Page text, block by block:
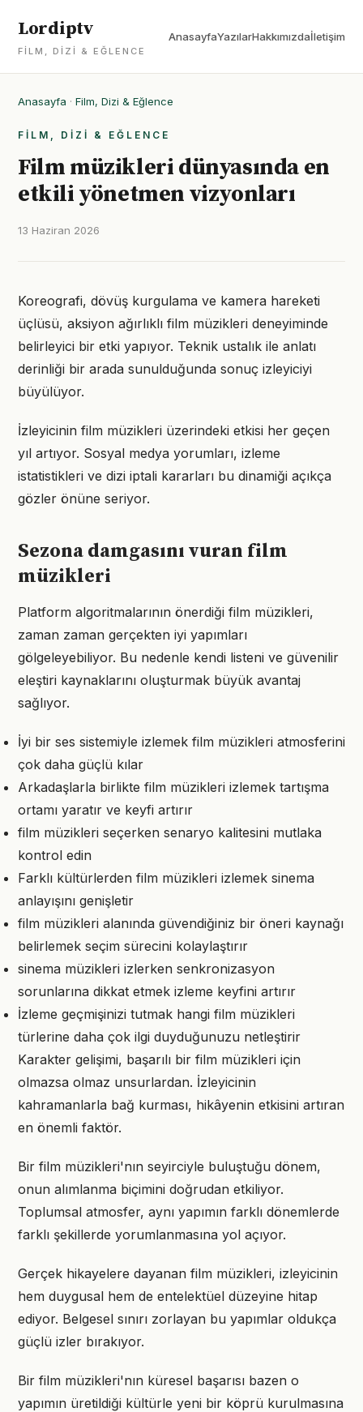
Lordiptv
FILM, DIZI & EĞLENCE
AnasayfaYazılarHakkımızdaİletişim
Anasayfa · Film, Dizi & Eğlence
FILM, DIZI & EĞLENCE
Film müzikleri dünyasında en
etkili yönetmen vizyonları
13 Haziran 2026
Koreografi, dövüş kurgulama ve kamera hareketi
üçlüsü, aksiyon ağırlıklı film müzikleri deneyiminde
belirleyici bir etki yapıyor. Teknik ustalık ile anlatı
derinliği bir arada sunulduğunda sonuç izleyiciyi
büyülüyor.
İzleyicinin film müzikleri üzerindeki etkisi her geçen
yıl artıyor. Sosyal medya yorumları, izleme
istatistikleri ve dizi iptali kararları bu dinamiği açıkça
gözler önüne seriyor.
Sezona damgasını vuran film
müzikleri
Platform algoritmalarının önerdiği film müzikleri,
zaman zaman gerçekten iyi yapımları
gölgeleyebiliyor. Bu nedenle kendi listeni ve güvenilir
eleştiri kaynaklarını oluşturmak büyük avantaj
sağlıyor.
İyi bir ses sistemiyle izlemek film müzikleri atmosferini
çok daha güçlü kılar
Arkadaşlarla birlikte film müzikleri izlemek tartışma
ortamı yaratır ve keyfi artırır
film müzikleri seçerken senaryo kalitesini mutlaka
kontrol edin
Farklı kültürlerden film müzikleri izlemek sinema
anlayışını genişletir
film müzikleri alanında güvendiğiniz bir öneri kaynağı
belirlemek seçim sürecini kolaylaştırır
sinema müzikleri izlerken senkronizasyon
sorunlarına dikkat etmek izleme keyfini artırır
İzleme geçmişinizi tutmak hangi film müzikleri
türlerine daha çok ilgi duyduğunuzu netleştirir
Karakter gelişimi, başarılı bir film müzikleri için
olmazsa olmaz unsurlardan. İzleyicinin
kahramanlarla bağ kurması, hikâyenin etkisini artıran
en önemli faktör.
Bir film müzikleri'nın seyirciyle buluştuğu dönem,
onun alımlanma biçimini doğrudan etkiliyor.
Toplumsal atmosfer, aynı yapımın farklı dönemlerde
farklı şekillerde yorumlanmasına yol açıyor.
Gerçek hikayelere dayanan film müzikleri, izleyicinin
hem duygusal hem de entelektüel düzeyine hitap
ediyor. Belgesel sınırı zorlayan bu yapımlar oldukça
güçlü izler bırakıyor.
Bir film müzikleri'nın küresel başarısı bazen o
yapımın üretildiği kültürle yeni bir köprü kurulmasına